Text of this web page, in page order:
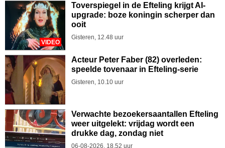
VIDEO
Toverspiegel in de Efteling krijgt AI-
upgrade: boze koningin scherper dan
ooit
Gisteren, 12.48 uur
Acteur Peter Faber (82) overleden:
speelde tovenaar in Efteling-serie
Gisteren, 10.10 uur
Verwachte bezoekersaantallen Efteling
weer uitgelekt: vrijdag wordt een
drukke dag, zondag niet
06-08-2026, 18.52 uur